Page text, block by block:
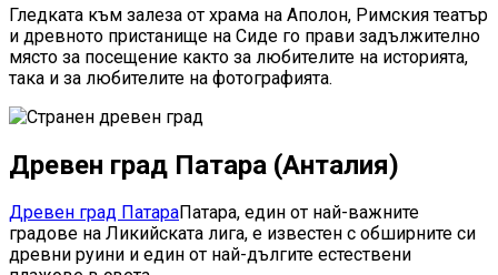
Гледката към залеза от храма на Аполон, Римския театър
и древното пристанище на Сиде го прави задължително
място за посещение както за любителите на историята,
така и за любителите на фотографията.
Древен град Патара (Анталия)
Древен град ПатараПатара, един от най-важните
градове на Ликийската лига, е известен с обширните си
древни руини и един от най-дългите естествени